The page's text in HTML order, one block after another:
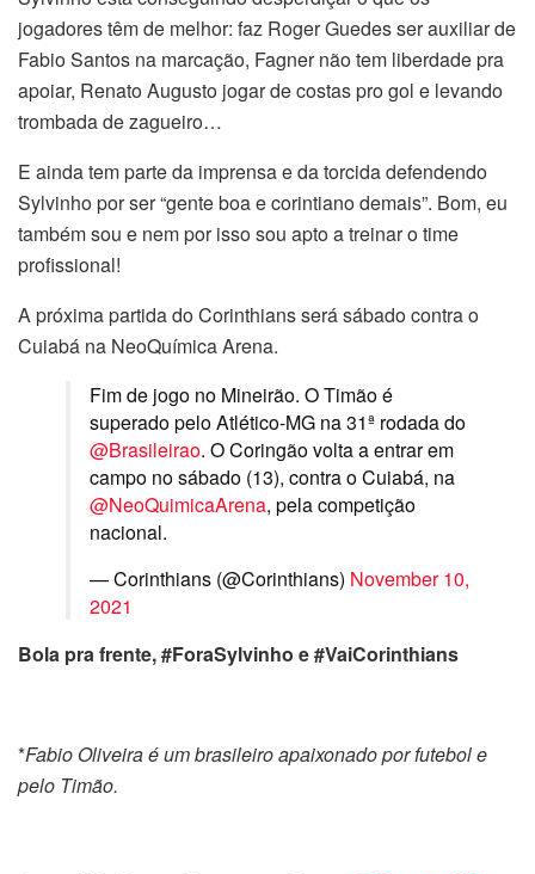
jogadores têm de melhor: faz Roger Guedes ser auxiliar de
Fabio Santos na marcação, Fagner não tem liberdade pra
apoiar, Renato Augusto jogar de costas pro gol e levando
trombada de zagueiro…
E ainda tem parte da imprensa e da torcida defendendo
Sylvinho por ser “gente boa e corintiano demais”. Bom, eu
também sou e nem por isso sou apto a treinar o time
profissional!
A próxima partida do Corinthians será sábado contra o
Cuiabá na NeoQuímica Arena.
Fim de jogo no Mineirão. O Timão é
superado pelo Atlético-MG na 31ª rodada do
@Brasileirao. O Coringão volta a entrar em
campo no sábado (13), contra o Cuiabá, na
@NeoQuimicaArena, pela competição
nacional.
— Corinthians (@Corinthians) November 10,
2021
Bola pra frente, #ForaSylvinho e #VaiCorinthians
*Fabio Oliveira é um brasileiro apaixonado por futebol e
pelo Timão.